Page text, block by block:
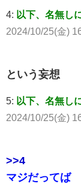
4: 以下、名無し
2024/10/25(金)
という妄想
5: 以下、名無し
2024/10/25(金)
>>4
マジだってば